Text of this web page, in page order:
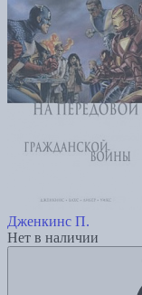
Дженкинс П.
Нет в наличии